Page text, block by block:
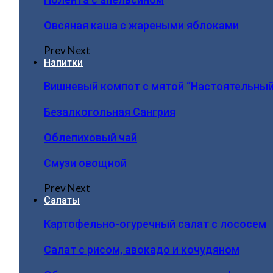
Овсяная каша с жареными яблоками
PrevNext
Напитки
Вишневый компот с мятой
Безалкогольная Сангрия
Облепиховый чай
Смузи овощной
PrevNext
Салаты
Картофельно-огуречный салат с лососем
Салат с рисом, авокадо и кочудяном